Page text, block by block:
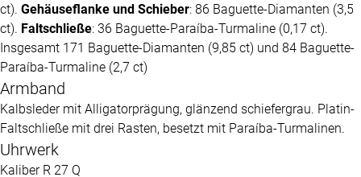
ct). Gehäuseflanke und Schieber: 86 Baguette-Diamanten (3,5
ct). Faltschließe: 36 Baguette-Paraíba-Turmaline (0,17 ct).
Insgesamt 171 Baguette-Diamanten (9,85 ct) und 84 Baguette-
Paraíba-Turmaline (2,7 ct)
Armband
Kalbsleder mit Alligatorprägung, glänzend schiefergrau. Platin-
Faltschließe mit drei Rasten, besetzt mit Paraíba-Turmalinen.
Uhrwerk
Kaliber R 27 Q